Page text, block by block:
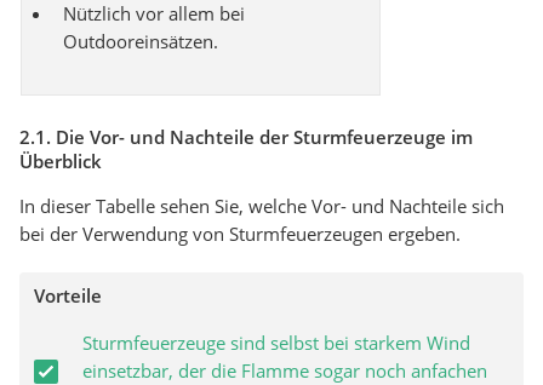
Nützlich vor allem bei
Outdooreinsätzen.
2.1. Die Vor- und Nachteile der Sturmfeuerzeuge im
Überblick
In dieser Tabelle sehen Sie, welche Vor- und Nachteile sich
bei der Verwendung von Sturmfeuerzeugen ergeben.
Vorteile
Sturmfeuerzeuge sind selbst bei starkem Wind
einsetzbar, der die Flamme sogar noch anfachen